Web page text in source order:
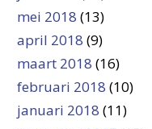
mei 2018 (13)
april 2018 (9)
maart 2018 (16)
februari 2018 (10)
januari 2018 (11)